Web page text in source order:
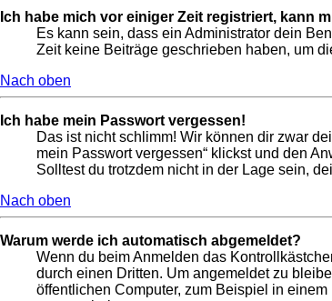
Ich habe mich vor einiger Zeit registriert, kann
Es kann sein, dass ein Administrator dein
Zeit keine Beiträge geschrieben haben, um
Nach oben
Ich habe mein Passwort vergessen!
Das ist nicht schlimm! Wir können dir zwar
mein Passwort vergessen“ klickst und den
Solltest du trotzdem nicht in der Lage sein,
Nach oben
Warum werde ich automatisch abgemeldet?
Wenn du beim Anmelden das
durch einen Dritten. Um angemeldet zu
öffentlichen Computer, zum Beispiel in